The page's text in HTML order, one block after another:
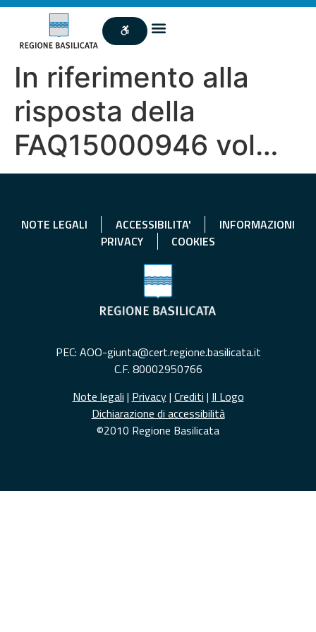
In riferimento alla
risposta della
FAQ15000946 vol…
NOTE LEGALI ACCESSIBILITA'
INFORMAZIONI
PRIVACY
COOKIES
PEC: AOO-giunta@cert.regione.basilicata.it
C.F. 80002950766
Note legali | Privacy| Crediti | Il Logo
Dichiarazione di accessibilità
©2010 Regione Basilicata